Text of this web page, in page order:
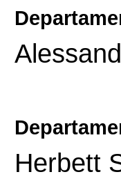
Herbett